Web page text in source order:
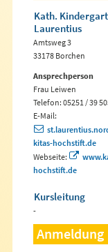
Kath.
Laurentius
Amtsweg 3
33178 Borchen
Ansprechperson
Frau Leiwen
Telefon: 05251 / 39
E-Mail:
kitas-hochstift.de
Webseite:
hochstift.de
Kursleitung
-
Anmeldung